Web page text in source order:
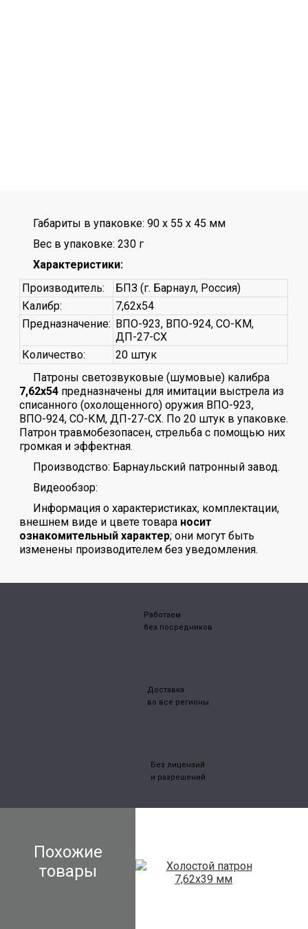
Габариты в упаковке: 90 x 55 x 45 мм
Вес в упаковке: 230 г
Характеристики:
Производитель:
БПЗ (г. Барнаул, Россия)
Калибр:
7,62x54
Предназначение: ВПО-923, ВПО-924, СО-КМ,
ДП-27-СХ
Количество:
20 штук
Патроны светозвуковые (шумовые) калибра
7,62x54 предназначены для имитации выстрела из
списанного (охолощенного) оружия ВПО-923,
ВПО-924, СО-КМ, ДП-27-СХ. По 20 штук в упаковке.
Патрон травмобезопасен, стрельба с помощью них
громкая и эффектная.
Производство: Барнаульский патронный завод.
Видеообзор:
Информация о характеристиках, комплектации,
внешнем виде и цвете товара носит
ознакомительный характер; они могут быть
изменены производителем без уведомления.
Работаем
без посредников
Доставка
во все регионы
Без лицензий
и разрешений
Похожие
товары